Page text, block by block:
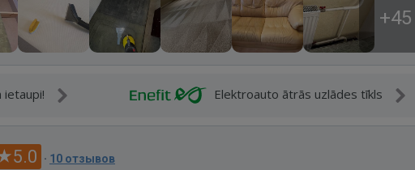
+45
ietaupi! Elektroauto ātrās uzlādes tīkls
5.0 · 10 отзывов